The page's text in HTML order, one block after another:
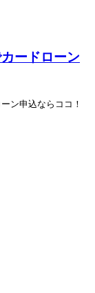
ードローン
ン申込ならココ！